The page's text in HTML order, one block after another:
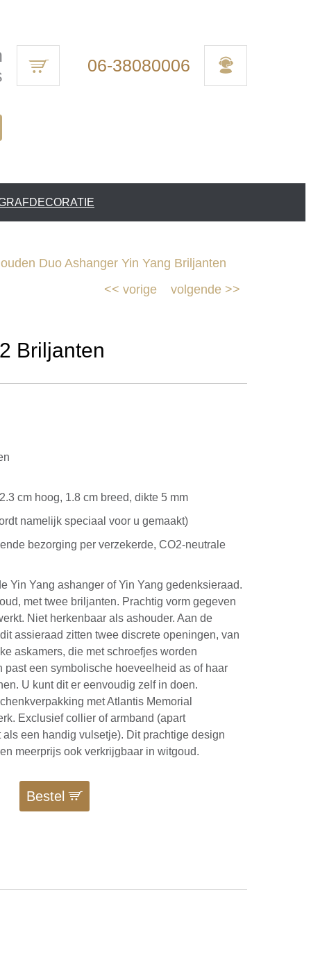
06-38080006
Duo Ashanger Yin Yang Briljanten
volgende >>
<< vorige
Briljanten
cm hoog, 1.8 cm breed, dikte 5 mm
namelijk speciaal voor u gemaakt)
bezorging per verzekerde, CO2-neutrale
Yin Yang ashanger of Yin Yang gedenksieraad.
met twee briljanten. Prachtig vorm gegeven
Niet herkenbaar als ashouder. Aan de
assieraad zitten twee discrete openingen, van
askamers, die met schroefjes worden
past een symbolische hoeveelheid as of haar
U kunt dit er eenvoudig zelf in doen.
met Atlantis Memorial
Exclusief collier of armband (apart
als een handig vulsetje). Dit prachtige design
meerprijs ook verkrijgbaar in witgoud.
Bestel